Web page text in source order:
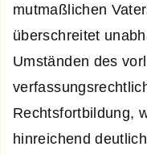
mutmaßlichen
überschreitet
Umständen des
Rechtsfortbildung,
hinreichend